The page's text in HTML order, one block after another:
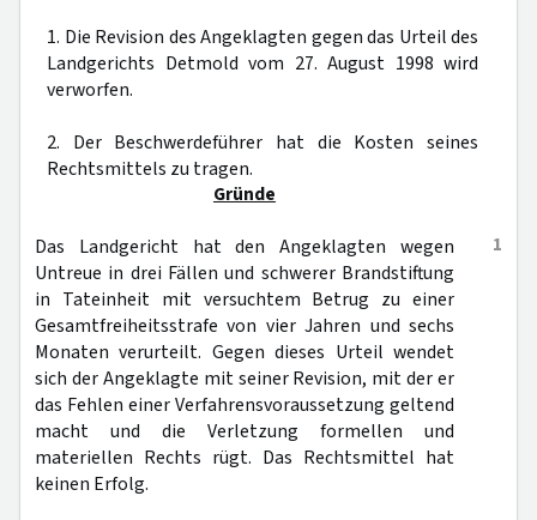
1. Die Revision des Angeklagten gegen das Urteil des
Landgerichts Detmold vom 27. August 1998 wird
verworfen.
2. Der Beschwerdeführer hat die Kosten seines
Rechtsmittels zu tragen.
Gründe
1
Das Landgericht hat den Angeklagten wegen
Untreue in drei Fällen und schwerer Brandstiftung
in Tateinheit mit versuchtem Betrug zu einer
Gesamtfreiheitsstrafe von vier Jahren und sechs
Monaten verurteilt. Gegen dieses Urteil wendet
sich der Angeklagte mit seiner Revision, mit der er
das Fehlen einer Verfahrensvoraussetzung geltend
macht und die Verletzung formellen und
materiellen Rechts rügt. Das Rechtsmittel hat
keinen Erfolg.